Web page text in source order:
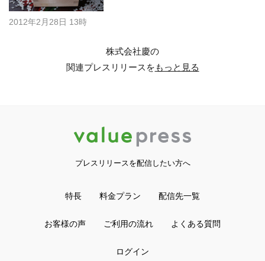
2012年2月28日 13時
株式会社慶の
関連プレスリリースをもっと見る
プレスリリースを配信したい方へ
特長 料金プラン 配信先一覧
お客様の声 ご利用の流れ よくある質問
ログイン